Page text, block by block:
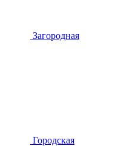
Загородная
Городская